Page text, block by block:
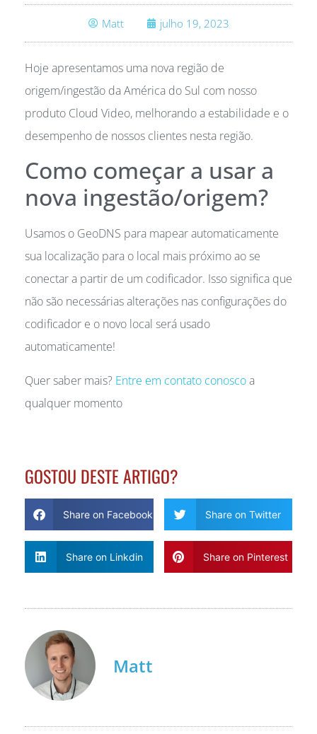
Matt julho 19, 2023
Hoje apresentamos uma nova região de
origem/ingestão da América do Sul com nosso
produto Cloud Video, melhorando a estabilidade e o
desempenho de nossos clientes nesta região.
Como começar a usar a
nova ingestão/origem?
Usamos o GeoDNS para mapear automaticamente
sua localização para o local mais próximo ao se
conectar a partir de um codificador. Isso significa que
não são necessárias alterações nas configurações do
codificador e o novo local será usado
automaticamente!
Quer saber mais? Entre em contato conoscoa
qualquer momento
GOSTOU DESTE ARTIGO?
Share on Facebook Share on Twitter
Share on Linkdin Share on Pinterest
Matt